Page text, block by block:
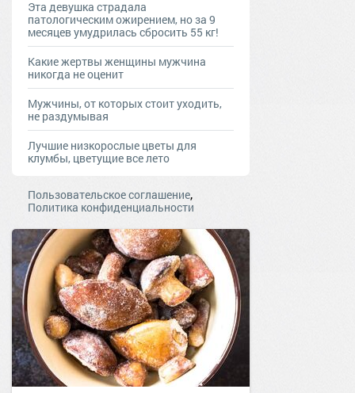
Эта девушка страдала
патологическим ожирением, но за 9
месяцев умудрилась сбросить 55 кг!
Какие жертвы женщины мужчина
никогда не оценит
Мужчины, от которых стоит уходить,
не раздумывая
Лучшие низкорослые цветы для
клумбы, цветущие все лето
Пользовательское соглашение,
Политика конфиденциальности